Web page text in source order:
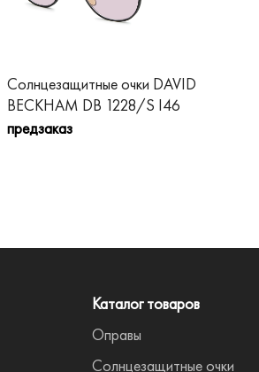
Солнцезащитные очки DAVID
BECKHAM DB 1228/S I46
предзаказ
Каталог товаров
Оправы
Солнцезащитные очки